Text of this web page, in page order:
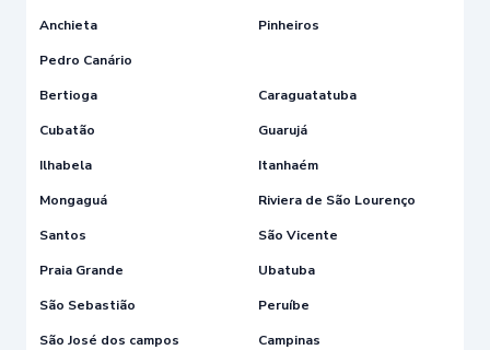
Anchieta
Pinheiros
Pedro Canário
Bertioga
Caraguatatuba
Cubatão
Guarujá
Ilhabela
Itanhaém
Mongaguá
Riviera de São Lourenço
Santos
São Vicente
Praia Grande
Ubatuba
São Sebastião
Peruíbe
São José dos campos
Campinas